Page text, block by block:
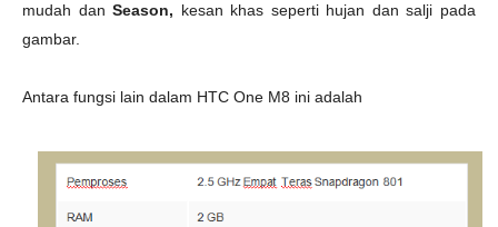
mudah danSeason, kesan khas seperti hujan dan salji pada
gambar.
Antara fungsi lain dalam HTC One M8 ini adalah